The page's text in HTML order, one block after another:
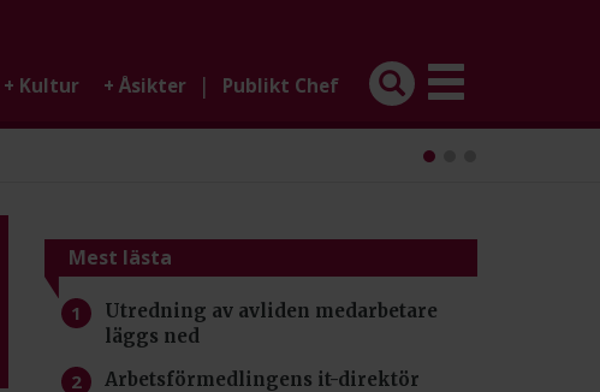
+ Kultur + Åsikter | Publikt Chef
Mest lästa
Utredning av avliden medarbetare
läggs ned
Arbetsförmedlingens it-direktör